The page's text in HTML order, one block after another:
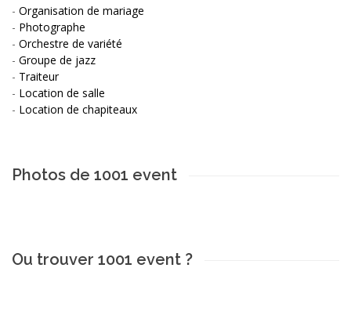
- Organisation de mariage
- Photographe
- Orchestre de variété
- Groupe de jazz
- Traiteur
- Location de salle
- Location de chapiteaux
Photos de 1001 event
Ou trouver 1001 event ?